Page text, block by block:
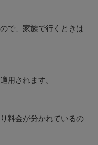
で、家族で行くときは
用されます。
料金が分かれているの